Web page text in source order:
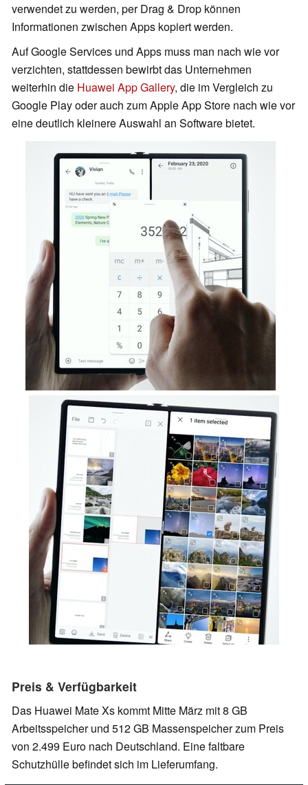
verwendet zu werden, per Drag & Drop können
Informationen zwischen Apps kopiert werden.
Auf Google Services und Apps muss man nach wie vor
verzichten, stattdessen bewirbt das Unternehmen
weiterhin die Huawei App Gallery, die im Vergleich zu
Google Play oder auch zum Apple App Store nach wie vor
eine deutlich kleinere Auswahl an Software bietet.
Preis & Verfügbarkeit
Das Huawei Mate Xs kommt Mitte März mit 8 GB
Arbeitsspeicher und 512 GB Massenspeicher zum Preis
von 2.499 Euro nach Deutschland. Eine faltbare
Schutzhülle befindet sich im Lieferumfang.